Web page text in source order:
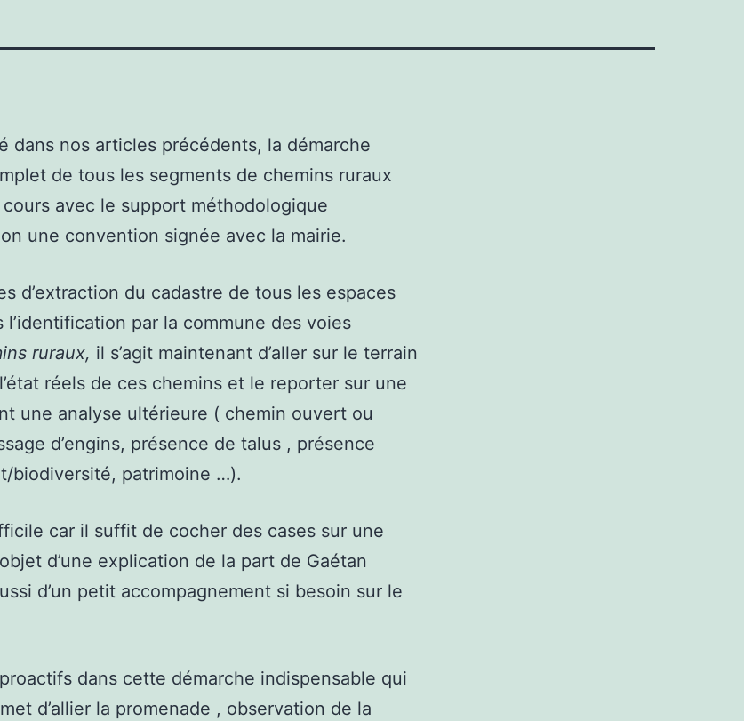
dans nos articles précédents, la démarche
de tous les segments de chemins ruraux
cours avec le support méthodologique
une convention signée avec la mairie.
d’extraction du cadastre de tous les espaces
l’identification par la commune des voies
ruraux, il s’agit maintenant d’aller sur le terrain
réels de ces chemins et le reporter sur une
une analyse ultérieure ( chemin ouvert ou
d’engins, présence de talus , présence
biodiversité, patrimoine …).
car il suffit de cocher des cases sur une
d’une explication de la part de Gaétan
d’un petit accompagnement si besoin sur le
dans cette démarche indispensable qui
d’allier la promenade , observation de la